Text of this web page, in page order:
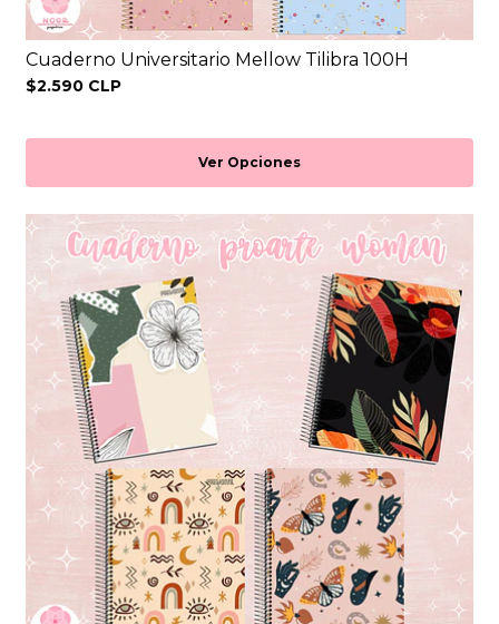
Cuaderno Universitario Mellow Tilibra 100H
$2.590 CLP
Ver Opciones